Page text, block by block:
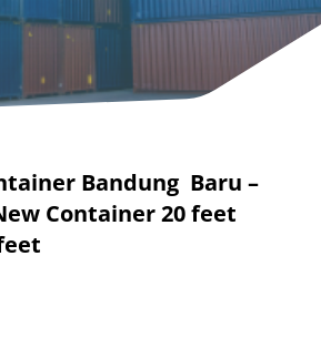
Bandung Baru –
Container 20 feet